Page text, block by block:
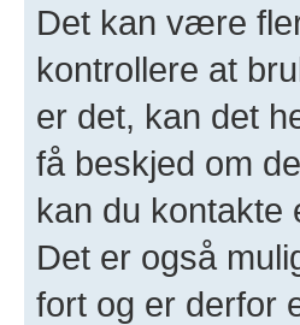
Det kan være
kontrollere at
er det, kan det
få beskjed om
kan du kontakte
Det er også
fort og er derfor